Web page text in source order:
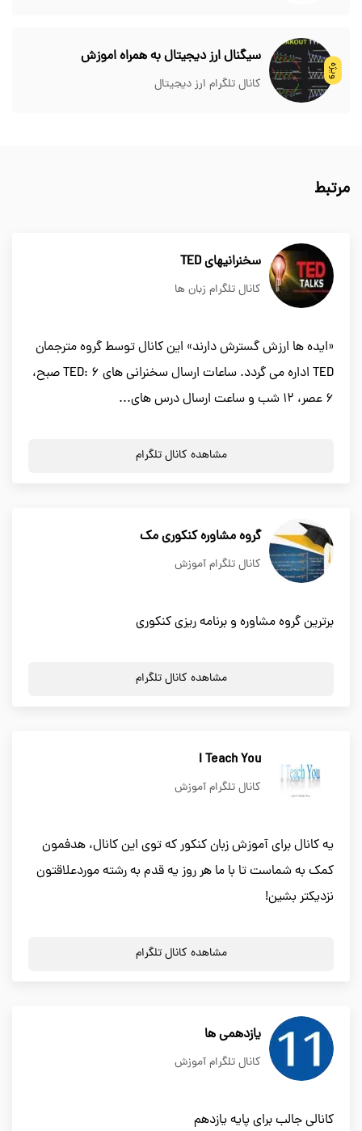
ویژه
سیگنال ارز دیجیتال به همراه اموزش
کانال تلگرام ارز دیجیتال
مرتبط
سخنرانیهای TED
کانال تلگرام زبان ها
«ایده ها ارزش گسترش دارند» این کانال توسط گروه مترجمان
TED اداره می گردد. ساعات ارسال سخنرانی های TED: ۶ صبح،
۶ عصر، ۱۲ شب و ساعت ارسال درس های...
مشاهده کانال تلگرام
گروه مشاوره کنکوری مک
کانال تلگرام آموزش
برترین گروه مشاوره و برنامه ریزی کنکوری
مشاهده کانال تلگرام
I Teach You
کانال تلگرام آموزش
یه کانال برای آموزش زبان کنکور که توی این کانال، هدفمون
کمک به شماست تا با ما هر روز یه قدم به رشته موردعلاقتون
نزدیکتر بشین!
مشاهده کانال تلگرام
یازدهمی ها
کانال تلگرام آموزش
کانالی جالب برای پایه یازدهم